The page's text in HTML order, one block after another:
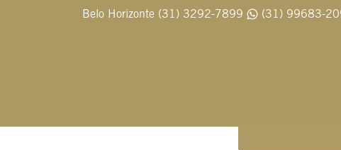
Belo Horizonte (31) 3292-7899 (31) 99683-